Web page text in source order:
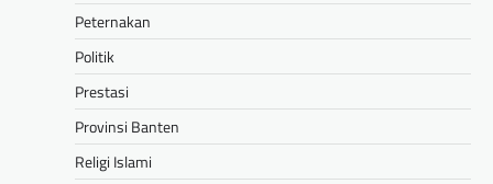
Peternakan
Politik
Prestasi
Provinsi Banten
Religi Islami